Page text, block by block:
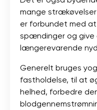
mange
er forbundet med
spændinger og give
længerevarende
Generelt bruges
fastholdelse, til at
helhed, forbedre